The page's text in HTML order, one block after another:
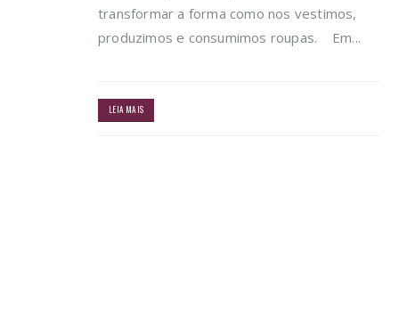
transformar a forma como nos vestimos,
produzimos e consumimos roupas. Em...
LEIA MAIS